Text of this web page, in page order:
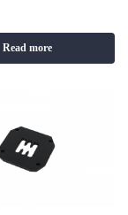
Read more